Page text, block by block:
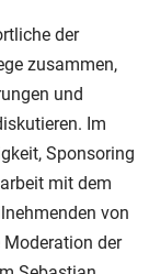
der
zusammen,
und
Im
Sponsoring
mit dem
von
Moderation der